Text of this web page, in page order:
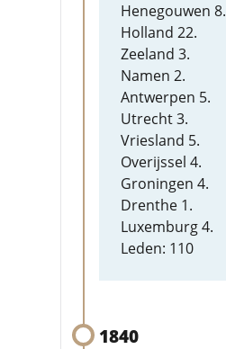
Henegouwen 8.
Holland 22.
Zeeland 3.
Namen 2.
Antwerpen 5.
Utrecht 3.
Vriesland 5.
Overijssel 4.
Groningen 4.
Drenthe 1.
Luxemburg 4.
Leden: 110
1840